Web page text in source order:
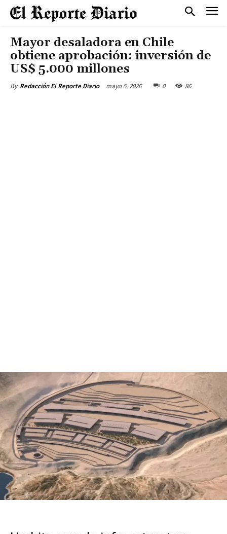
Mayor desaladora en Chile
obtiene aprobación: inversión de
US$ 5.000 millones
By Redacción El Reporte Diario mayo 5, 2026 0 86